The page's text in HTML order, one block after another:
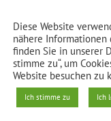
und
Diese Website
nähere Informationen
finden Sie in unserer
stimme zu“, um
Website besuchen zu
Ich stimme zu Ich